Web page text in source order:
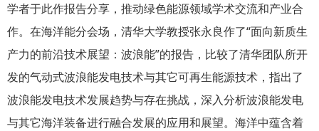
学者于此作报告分享，推动绿色能源领域学术交流和产业合
作。在海洋能分会场，清华大学教授张永良作了“面向新质生
产力的前沿技术展望：波浪能”的报告，比较了清华团队所开
发的气动式波浪能发电技术与其它可再生能源技术，指出了
波浪能发电技术发展趋势与存在挑战，深入分析波浪能发电
与其它海洋装备进行融合发展的应用和展望。海洋中蕴含着